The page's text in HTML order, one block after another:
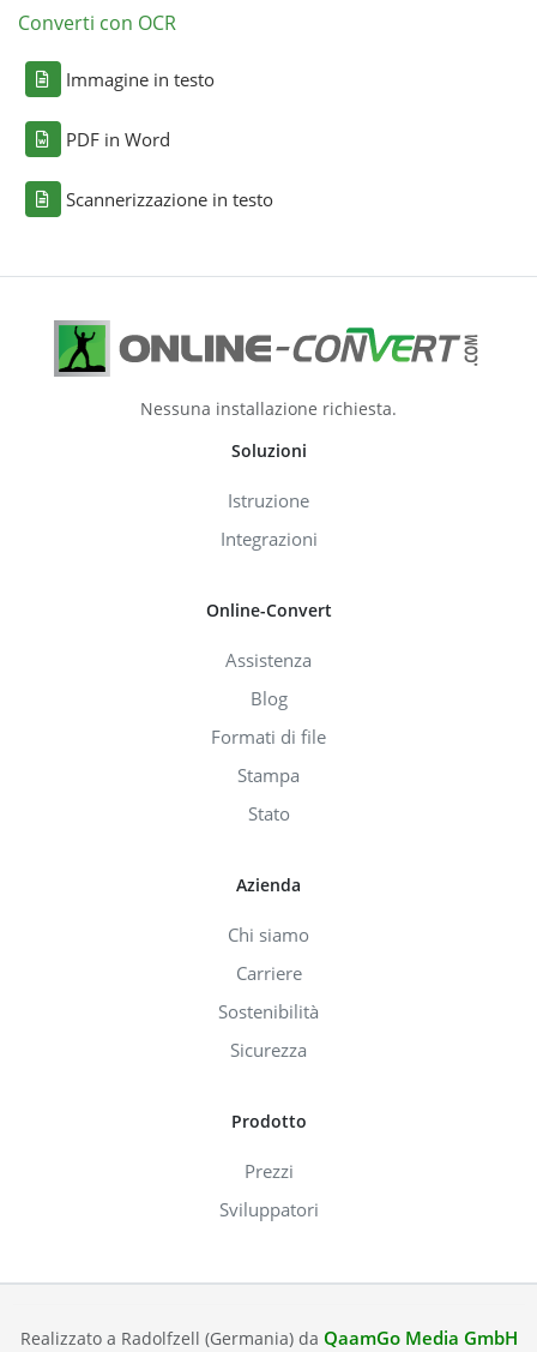
Converti con OCR
Immagine in testo
PDF in Word
Scannerizzazione in testo
Nessuna installazione richiesta.
Soluzioni
Istruzione
Integrazioni
Online-Convert
Assistenza
Blog
Formati di file
Stampa
Stato
Azienda
Chi siamo
Carriere
Sostenibilità
Sicurezza
Prodotto
Prezzi
Sviluppatori
Realizzato a Radolfzell (Germania) da QaamGo Media GmbH